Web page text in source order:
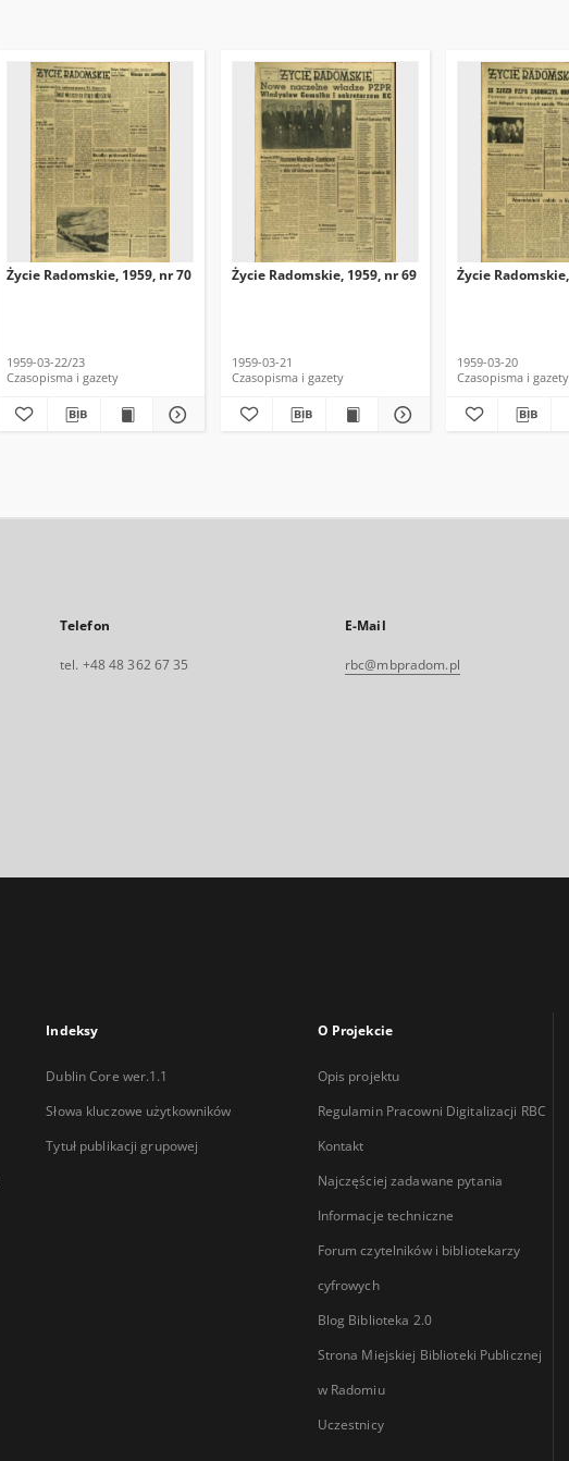
Życie Radomskie, 1959, nr 70
1959-03-22/23
Czasopisma i gazety
Życie Radomskie, 1959, nr 69
1959-03-21
Czasopisma i gazety
Życie
1959-03-20
Czasopisma i gazety
Telefon
tel. +48 48 362 67 35
E-Mail
rbc@mbpradom.pl
Indeksy
Dublin Core wer.1.1
Słowa kluczowe użytkowników
Tytuł publikacji grupowej
O Projekcie
Opis projektu
Regulamin Pracowni Digitalizacji RBC
Kontakt
Najczęściej zadawane pytania
Informacje techniczne
Forum czytelników i bibliotekarzy
cyfrowych
Blog Biblioteka 2.0
Strona Miejskiej Biblioteki Publicznej
w Radomiu
Uczestnicy